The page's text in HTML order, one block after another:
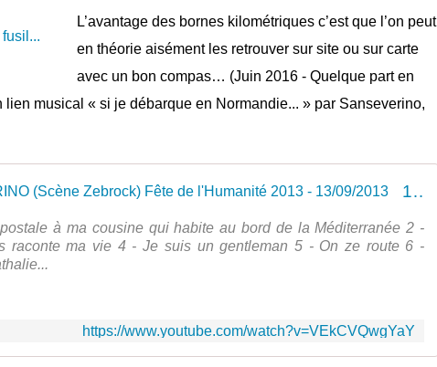
L’avantage des bornes kilométriques c’est que l’on peut
en théorie aisément les retrouver sur site ou sur carte
avec un bon compas… (Juin 2016 - Quelque part en
lien musical « si je débarque en Normandie... » par Sanseverino,
1 - SANSEVERINO (Scène Zebrock) Fête de l'Humanité 2013 - 13/09/2013
à ma cousine qui habite au bord de la Méditerranée 2 -
raconte ma vie 4 - Je suis un gentleman 5 - On ze route 6 -
https://www.youtube.com/watch?v=VEkCVQwgYaY